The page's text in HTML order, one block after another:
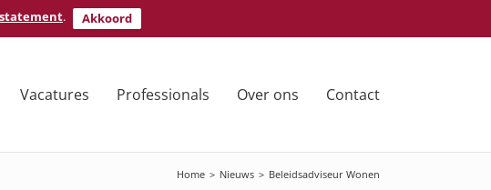
.
Akkoord
Vacatures Professionals Over ons Contact
Home > Nieuws > Beleidsadviseur Wonen